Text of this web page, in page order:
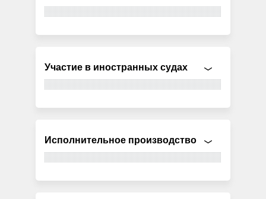
Участие в иностранных судах
Исполнительное производство